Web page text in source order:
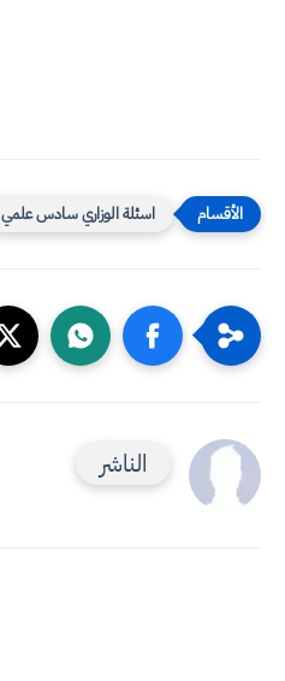
اسئلة الوزاري سادس علمي
الناشر